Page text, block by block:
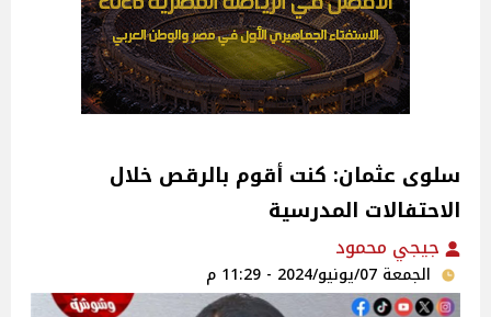
سلوى عثمان: كنت أقوم بالرقص خلال
الاحتفالات المدرسية
جيجي محمود
الجمعة 07/يونيو/2024 - 11:29 م